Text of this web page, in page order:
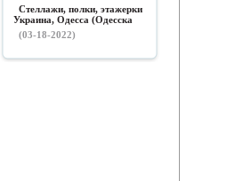
Стеллажи, полки, этажерки
Украина, Одесса (Одесска
(03-18-2022)